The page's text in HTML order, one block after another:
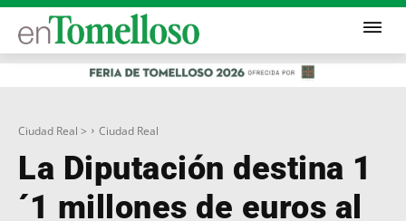
Ciudad Real > Ciudad Real
La Diputación destina 1
´1 millones de euros al